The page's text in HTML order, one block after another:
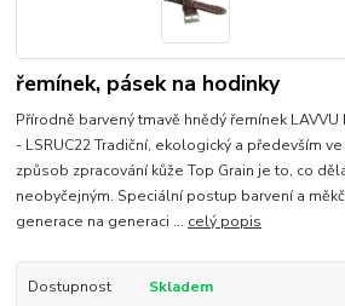
řemínek, pásek na hodinky
Přírodně barvený tmavě hnědý řemínek LAVVU
- LSRUC22 Tradiční, ekologický a především
způsob zpracování kůže Top Grain je to, co
neobyčejným. Speciální postup barvení a
generace na generaci ... celý popis
Dostupnost Skladem